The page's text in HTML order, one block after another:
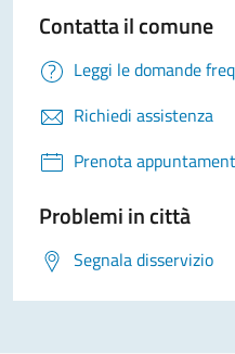
Contatta il comune
Leggi le domande
Richiedi assistenza
Prenota
Problemi in città
Segnala disservizio